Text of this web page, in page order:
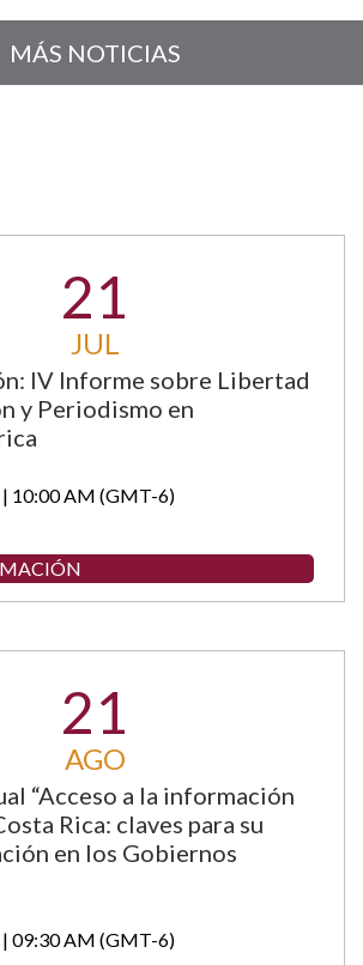
MÁS NOTICIAS
21
JUL
IV Informe sobre Libertad
y Periodismo en
10:00 AM (GMT-6)
21
AGO
“Acceso a la información
Rica: claves para su
en los Gobiernos
09:30 AM (GMT-6)